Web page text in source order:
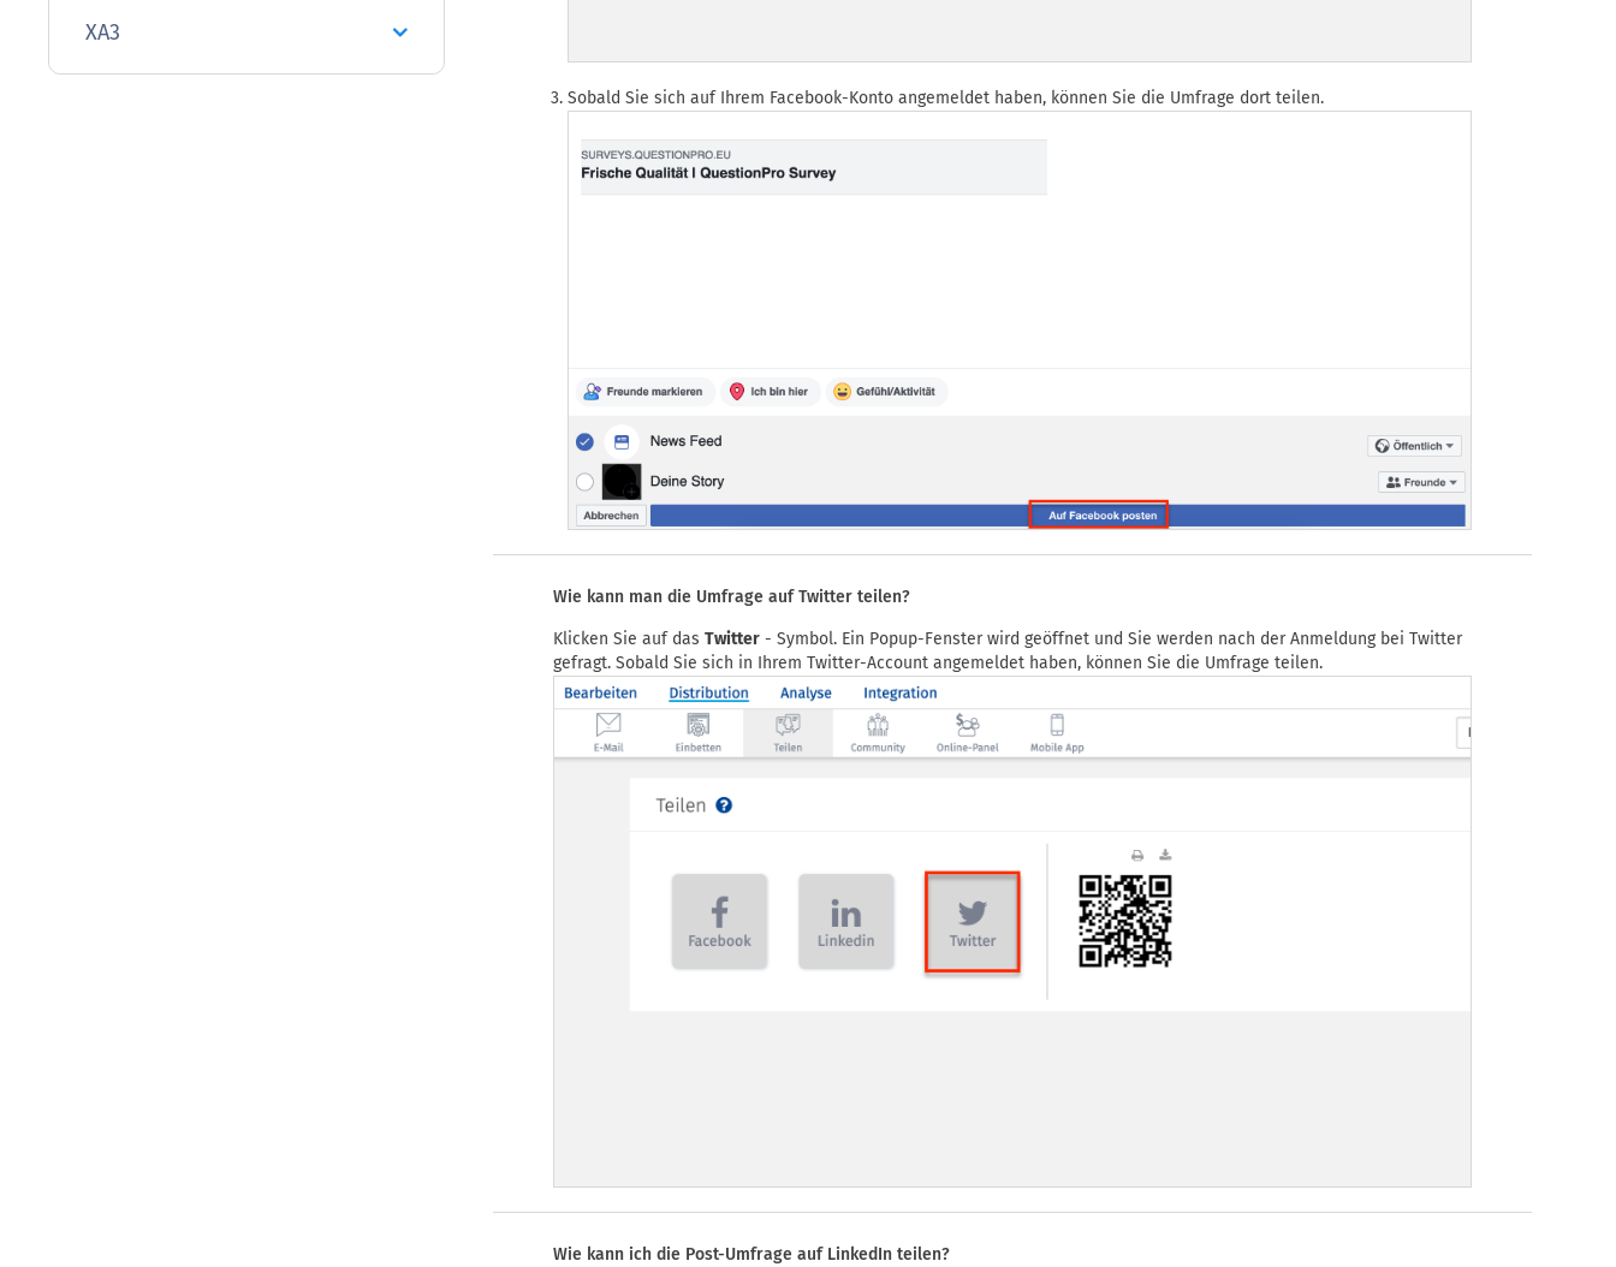
XA3
Sobald Sie sich auf Ihrem Facebook-Konto angemeldet haben, können Sie die Umfrage dort teilen.
Wie kann man die Umfrage auf Twitter teilen?
Klicken Sie auf das Twitter - Symbol. Ein Popup-Fenster wird geöffnet und Sie werden nach der Anmeldung bei Twitter
gefragt. Sobald Sie sich in Ihrem Twitter-Account angemeldet haben, können Sie die Umfrage teilen.
Wie kann ich die Post-Umfrage auf LinkedIn teilen?